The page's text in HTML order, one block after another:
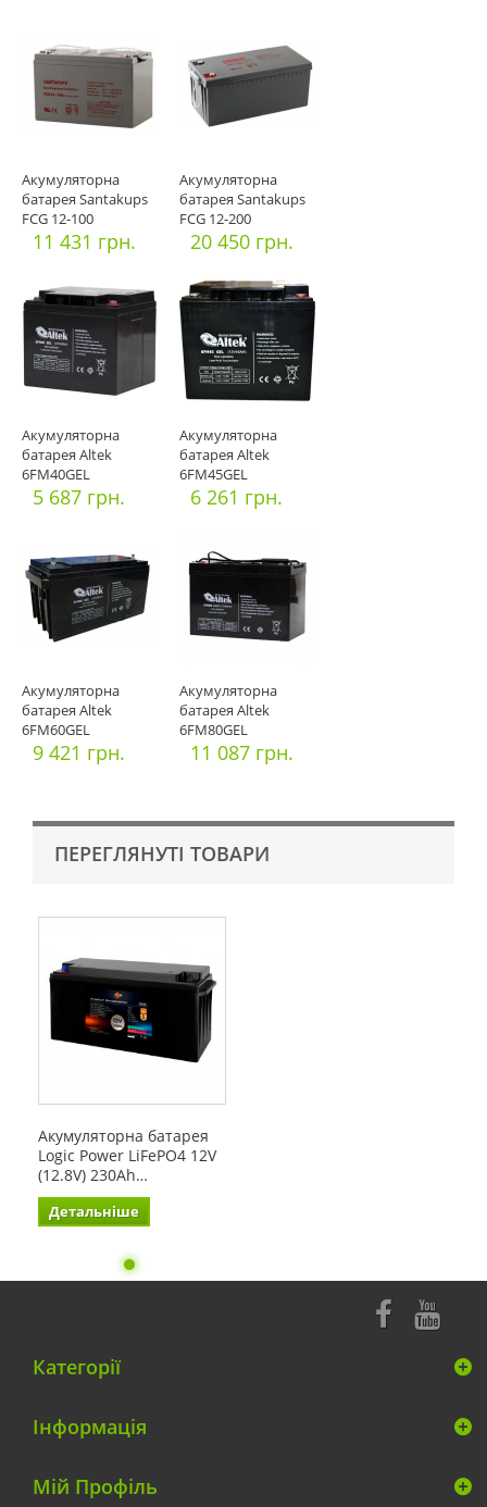
Акумуляторна
батарея Santakups
FCG 12-100
11 431 грн.
Акумуляторна
батарея Santakups
FCG 12-200
20 450 грн.
Акумуляторна
батарея Altek
6FM40GEL
5 687 грн.
Акумуляторна
батарея Altek
6FM45GEL
6 261 грн.
Акумуляторна
батарея Altek
6FM60GEL
9 421 грн.
Акумуляторна
батарея Altek
6FM80GEL
11 087 грн.
ПЕРЕГЛЯНУТІ ТОВАРИ
Акумуляторна батарея
Logic Power LiFePO4 12V
(12.8V) 230Ah…
Детальніше
Категорії
Інформація
Мій Профіль